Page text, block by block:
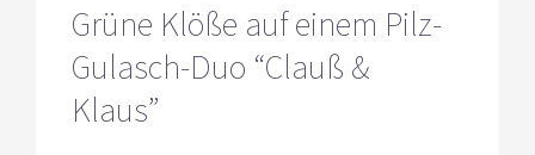
Grüne Klöße auf einem Pilz-
Gulasch-Duo “Clauß &
Klaus”